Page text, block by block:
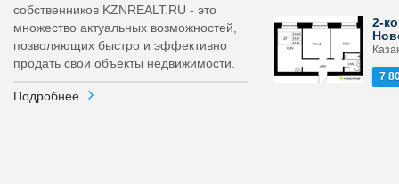
собственников KZNREALT.RU - это
множество актуальных возможностей,
позволяющих быстро и эффективно
продать свои объекты недвижимости.
Подробнее
2-
7